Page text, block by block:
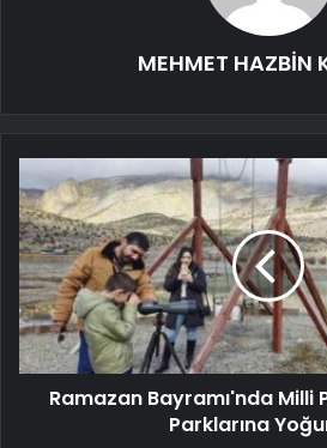
MEHMET HAZBİN
Ramazan Bayramı'nda Milli
Parklarına